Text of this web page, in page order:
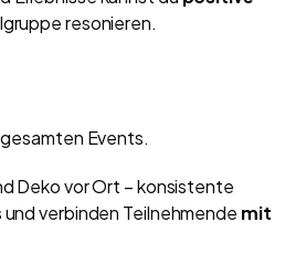
resonieren.
Events.
Deko vor Ort – konsistente
verbinden Teilnehmende mit